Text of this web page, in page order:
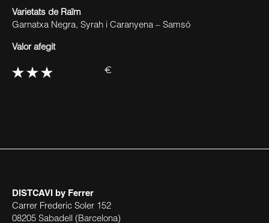
Varietats de Raïm
Garnatxa Negra, Syrah i Caranyena – Samsó
Valor afegit
€
DISTCAVI by Ferrer
Carrer Frederic Soler 152
08205 Sabadell (Barcelona)